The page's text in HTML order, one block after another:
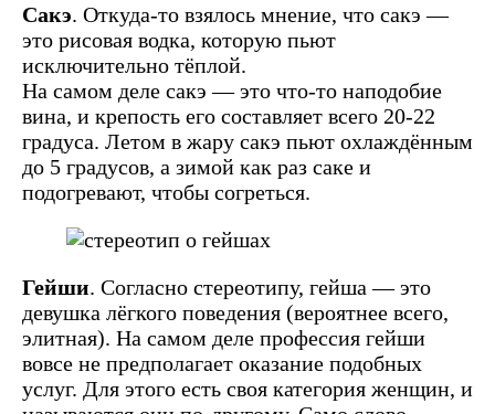
Сакэ. Откуда-то взялось мнение, что сакэ —
это рисовая водка, которую пьют
исключительно тёплой.
На самом деле сакэ — это что-то наподобие
вина, и крепость его составляет всего 20-22
градуса. Летом в жару сакэ пьют охлаждённым
до 5 градусов, а зимой как раз саке и
подогревают, чтобы согреться.
Гейши. Согласно стереотипу, гейша — это
девушка лёгкого поведения (вероятнее всего,
элитная). На самом деле профессия гейши
вовсе не предполагает оказание подобных
услуг. Для этого есть своя категория женщин, и